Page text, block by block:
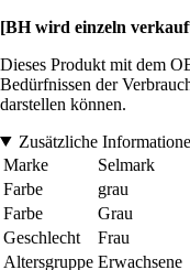
[BH wird einzeln
Dieses Produkt mit dem
Bedürfnissen der
darstellen können.
Zusätzliche
Marke
Selmark
Farbe
grau
Farbe
Grau
Geschlecht
Frau
Altersgruppe Erwachsene